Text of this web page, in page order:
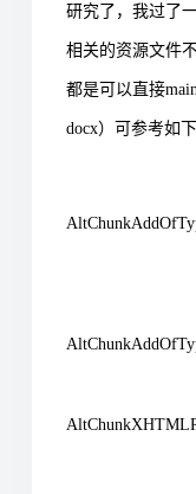
研究了，我过了
相关的资源文件
都是可以直接
docx）可参考如下